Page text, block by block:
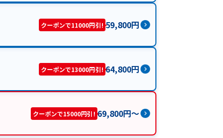
クーポンで11000円引! 59,800円
クーポンで13000円引! 64,800円
クーポンで15000円引! 69,800円〜